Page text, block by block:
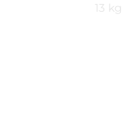
13 kg